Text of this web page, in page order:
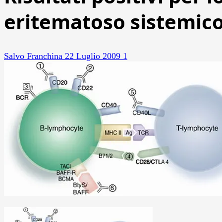
eritematoso
Salvo Franchina 22 Luglio 2009 1